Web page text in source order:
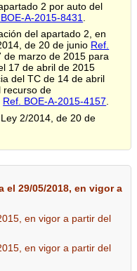
2 por auto del
A-2015-8431
del apartado 2, en
de 20 de junio Ref.
de marzo de 2015 para
17 de abril de 2015
del TC de 14 de abril
recurso de
Ref. BOE-A-2015-4157.
2/2014, de 20 de
29/05/2018, en vigor a
en vigor a partir del
en vigor a partir del